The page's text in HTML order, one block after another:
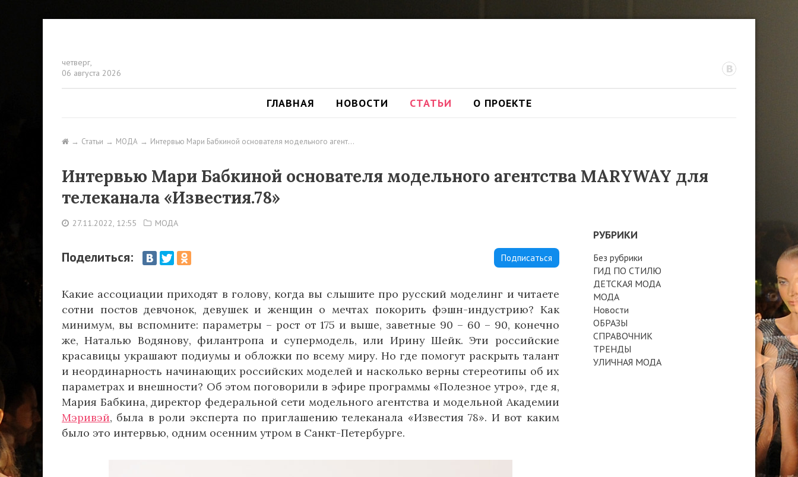
четверг,
06 августа 2026
ГЛАВНАЯ НОВОСТИ СТАТЬИ О ПРОЕКТЕ
Статьи МОДА Интервью Мари Бабкиной основателя модельного агент…
Интервью Мари Бабкиной основателя модельного агентства MARYWAY для
телеканала «Известия.78»
27.11.2022, 12:55 МОДА
Поделиться: Подписаться
Какие ассоциации приходят в голову, когда вы слышите про русский моделинг и читаете
сотни постов девчонок, девушек и женщин о мечтах покорить фэшн-индустрию? Как
минимум, вы вспомните: параметры – рост от 175 и выше, заветные 90 – 60 – 90, конечно
же, Наталью Водянову, филантропа и супермодель, или Ирину Шейк. Эти российские
красавицы украшают подиумы и обложки по всему миру. Но где помогут раскрыть талант
и неординарность начинающих российских моделей и насколько верны стереотипы об их
параметрах и внешности? Об этом поговорили в эфире программы «Полезное утро», где я,
Мария Бабкина, директор федеральной сети модельного агентства и модельной Академии
Мэривэй, была в роли эксперта по приглашению телеканала «Известия 78». И вот каким
было это интервью, одним осенним утром в Санкт-Петербурге.
РУБРИКИ
Без рубрики
ГИД ПО СТИЛЮ
ДЕТСКАЯ МОДА
МОДА
Новости
ОБРАЗЫ
СПРАВОЧНИК
ТРЕНДЫ
УЛИЧНАЯ МОДА